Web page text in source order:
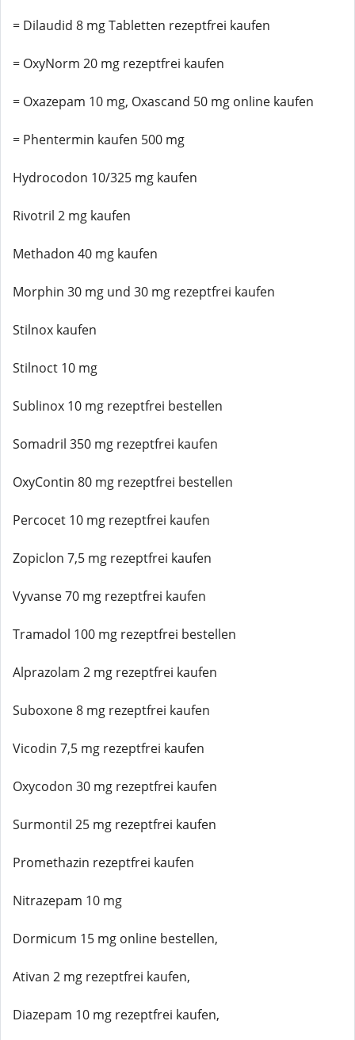
= Dilaudid 8 mg Tabletten rezeptfrei kaufen
= OxyNorm 20 mg rezeptfrei kaufen
= Oxazepam 10 mg, Oxascand 50 mg online kaufen
= Phentermin kaufen 500 mg
Hydrocodon 10/325 mg kaufen
Rivotril 2 mg kaufen
Methadon 40 mg kaufen
Morphin 30 mg und 30 mg rezeptfrei kaufen
Stilnox kaufen
Stilnoct 10 mg
Sublinox 10 mg rezeptfrei bestellen
Somadril 350 mg rezeptfrei kaufen
OxyContin 80 mg rezeptfrei bestellen
Percocet 10 mg rezeptfrei kaufen
Zopiclon 7,5 mg rezeptfrei kaufen
Vyvanse 70 mg rezeptfrei kaufen
Tramadol 100 mg rezeptfrei bestellen
Alprazolam 2 mg rezeptfrei kaufen
Suboxone 8 mg rezeptfrei kaufen
Vicodin 7,5 mg rezeptfrei kaufen
Oxycodon 30 mg rezeptfrei kaufen
Surmontil 25 mg rezeptfrei kaufen
Promethazin rezeptfrei kaufen
Nitrazepam 10 mg
Dormicum 15 mg online bestellen,
Ativan 2 mg rezeptfrei kaufen,
Diazepam 10 mg rezeptfrei kaufen,